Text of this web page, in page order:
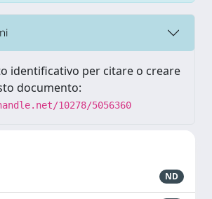
identificativo per citare o creare
documento:
10278/5056360
ND